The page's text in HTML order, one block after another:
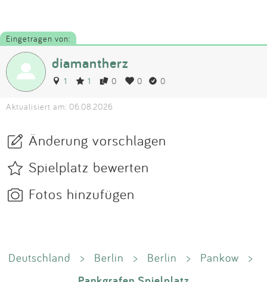
Eingetragen von:
diamantherz
1 1 0 0 0
Aktualisiert am: 06.08.2026
Änderung vorschlagen
Spielplatz bewerten
Fotos hinzufügen
Deutschland > Berlin > Berlin > Pankow >